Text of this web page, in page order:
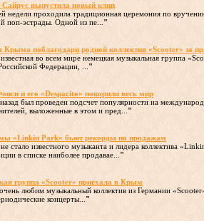
выпустила новый клип
недели проходила традиционная церемония по
поп-эстрады. Одной из пе... "
поблагодари родной коллектив «Scooter» за
во всем мире немецкая музыкальная группа
Федерации, ... "
и его «Despacito» покорили весь мир
был проведен подсчет популярности на
выложенные в этом и пред... "
«Linkin Park» бьют рекорды по продажам
стало известного музыканта и лидера коллектива
в списке наиболее продавае... "
группа «Scooter» приехала в Крым
любим музыкальный коллектив из Германии
концерты... "